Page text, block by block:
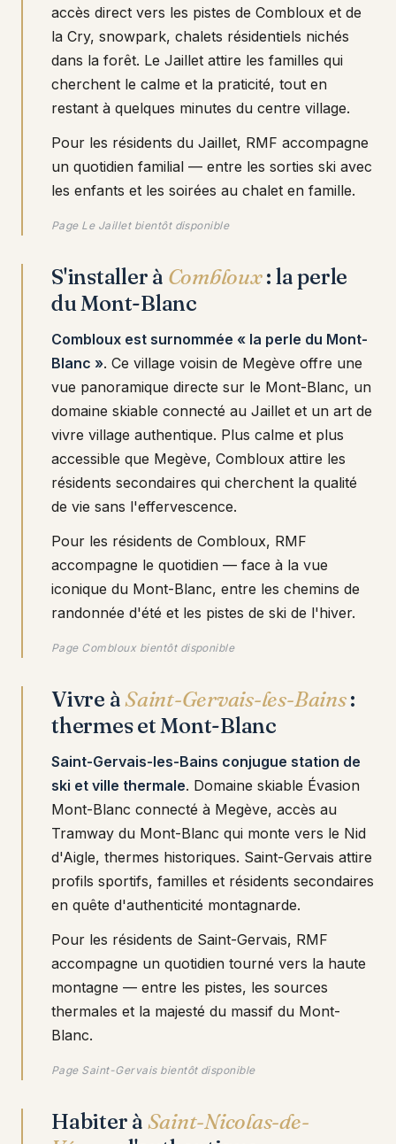
accès direct vers les pistes de Combloux et de
la Cry, snowpark, chalets résidentiels nichés
dans la forêt. Le Jaillet attire les familles qui
cherchent le calme et la praticité, tout en
restant à quelques minutes du centre village.
Pour les résidents du Jaillet, RMF accompagne
un quotidien familial — entre les sorties ski avec
les enfants et les soirées au chalet en famille.
Page Le Jaillet bientôt disponible
S'installer à Combloux: la perle
du Mont-Blanc
Combloux est surnommée « la perle du Mont-
Blanc ». Ce village voisin de Megève offre une
vue panoramique directe sur le Mont-Blanc, un
domaine skiable connecté au Jaillet et un art de
vivre village authentique. Plus calme et plus
accessible que Megève, Combloux attire les
résidents secondaires qui cherchent la qualité
de vie sans l'effervescence.
Pour les résidents de Combloux, RMF
accompagne le quotidien — face à la vue
iconique du Mont-Blanc, entre les chemins de
randonnée d'été et les pistes de ski de l'hiver.
Page Combloux bientôt disponible
Vivre àSaint-Gervais-les-Bains:
thermes et Mont-Blanc
Saint-Gervais-les-Bains conjugue station de
ski et ville thermale. Domaine skiable Évasion
Mont-Blanc connecté à Megève, accès au
Tramway du Mont-Blanc qui monte vers le Nid
d'Aigle, thermes historiques. Saint-Gervais attire
profils sportifs, familles et résidents secondaires
en quête d'authenticité montagnarde.
Pour les résidents de Saint-Gervais, RMF
accompagne un quotidien tourné vers la haute
montagne — entre les pistes, les sources
thermales et la majesté du massif du Mont-
Blanc.
Page Saint-Gervais bientôt disponible
Habiter à Saint-Nicolas-de-